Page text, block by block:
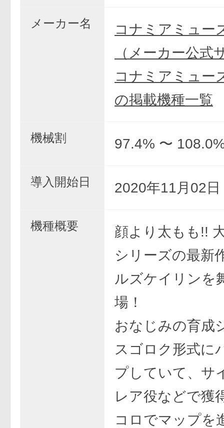
メーカー名
コナミアミュー
（メーカー公式
コナミアミュー
の掲載機種一覧
機械割 97.4% 〜
導入開始日 2020年11月02日
機種概要
顔より太もも!!
シリーズの最新
ルズケイリンを
場！
おなじみの育成
スゴロク形式に
プしていて、サ
レア役などで獲
コロでマップを